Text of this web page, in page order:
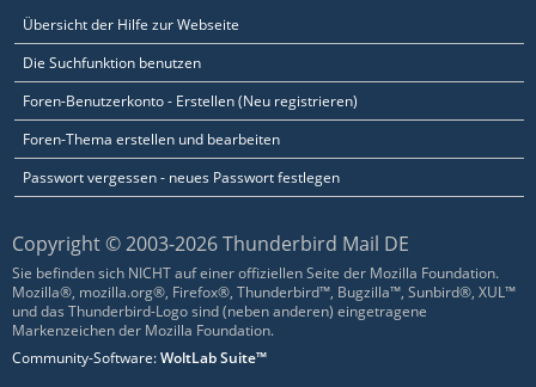
Übersicht der Hilfe zur Webseite
Die Suchfunktion benutzen
Foren-Benutzerkonto - Erstellen (Neu registrieren)
Foren-Thema erstellen und bearbeiten
Passwort vergessen - neues Passwort festlegen
Copyright © 2003-2026 Thunderbird Mail DE
Sie befinden sich NICHT auf einer offiziellen Seite der Mozilla Foundation.
Mozilla®, mozilla.org®, Firefox®, Thunderbird™, Bugzilla™, Sunbird®, XUL™
und das Thunderbird-Logo sind (neben anderen) eingetragene
Markenzeichen der Mozilla Foundation.
Community-Software:WoltLab Suite™